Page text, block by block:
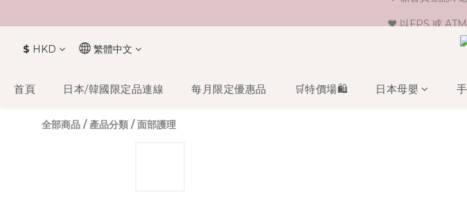
♥ 以FPS 或
♥ 單一消費折實價滿
$ HKD 繁體中文
首頁 日本/韓國限定品連線 每月限定優惠品 🛒特價場🛍️ 日本母嬰
全部商品 / 產品分類 /面部護理